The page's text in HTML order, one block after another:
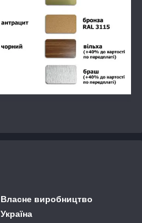
Власне виробництво
Україна